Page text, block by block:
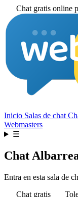
Chat gratis online
Inicio Salas de chat
Webmasters
☰
Chat
Entra en esta sala de
Chat gratis